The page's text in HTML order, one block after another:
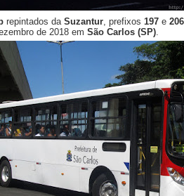
repintados da Suzantur , prefixos 197 e 206
de 2018 em São Carlos (SP)